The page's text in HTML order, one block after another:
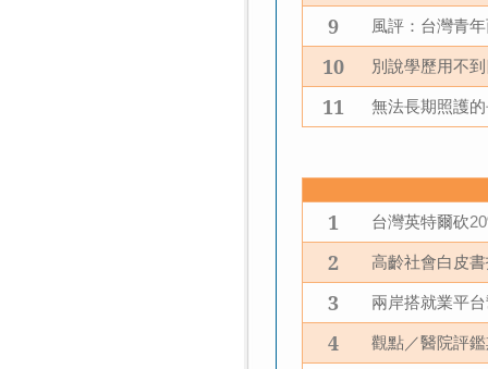
9 風評：台灣青
10 別說學歷用不
11 無法長期照護
1 台灣英特爾砍
2 高齡社會白皮
3 兩岸搭就業平
4 觀點／醫院評